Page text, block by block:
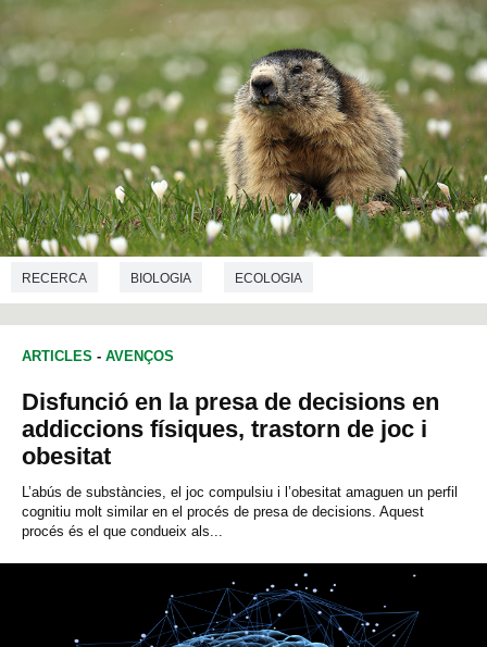
RECERCA BIOLOGIA ECOLOGIA
ARTICLES - AVENÇOS
Disfunció en la presa de decisions en
addiccions físiques, trastorn de joc i
obesitat
L’abús de substàncies, el joc compulsiu i l’obesitat amaguen un perfil
cognitiu molt similar en el procés de presa de decisions. Aquest
procés és el que condueix als...